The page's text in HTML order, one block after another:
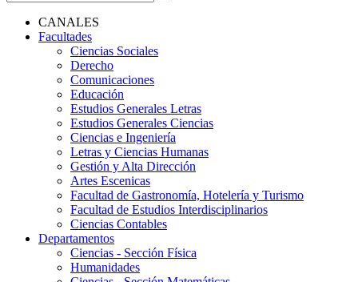
CANALES
Facultades
Ciencias Sociales
Derecho
Comunicaciones
Educación
Estudios Generales Letras
Estudios Generales Ciencias
Ciencias e Ingeniería
Letras y Ciencias Humanas
Gestión y Alta Dirección
Artes Escenicas
Facultad de Gastronomía, Hotelería y Turismo
Facultad de Estudios Interdisciplinarios
Ciencias Contables
Departamentos
Ciencias - Sección Física
Humanidades